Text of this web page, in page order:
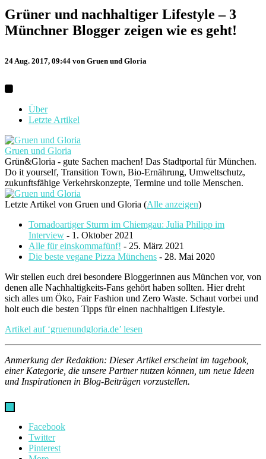
Grüner und nachhaltiger Lifestyle – 3
Münchner Blogger zeigen wie es geht!
24 Aug. 2017, 09:44 von Gruen und Gloria
Über
Letzte Artikel
Gruen und Gloria
Grün&Gloria - gute Sachen machen! Das Stadtportal für München.
Do it yourself, Transition Town, Bio-Ernährung, Umweltschutz,
zukunftsfähige Verkehrskonzepte, Termine und tolle Menschen.
Letzte Artikel von Gruen und Gloria (Alle anzeigen)
Tornadoartiger Sturm im Chiemgau: Julia Philipp im
Interview - 1. Oktober 2021
Alle für einskommafünf! - 25. März 2021
Die beste vegane Pizza Münchens - 28. Mai 2020
Wir stellen euch drei besondere Bloggerinnen aus München vor, von
denen alle Nachhaltigkeits-Fans gehört haben sollten. Hier dreht
sich alles um Öko, Fair Fashion und Zero Waste. Schaut vorbei und
holt euch die besten Tipps für einen nachhaltigen Lifestyle.
Artikel auf ‘gruenundgloria.de’ lesen
Anmerkung der Redaktion: Dieser Artikel erscheint im tagebook,
einer Kategorie, die unsere Partner nutzen können, um neue Ideen
und Inspirationen in Blog-Beiträgen vorzustellen.
Facebook
Twitter
Pinterest